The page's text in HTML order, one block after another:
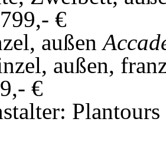
€
außen
außen,
€